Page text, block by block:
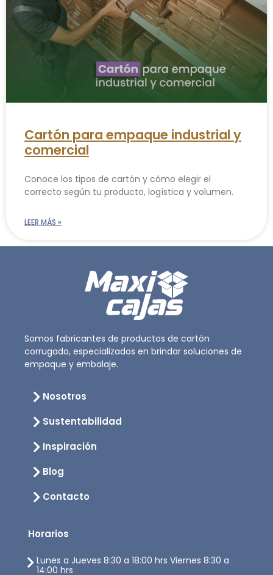
Cartón para empaque industrial y
comercial
Conoce los tipos de cartón y cómo elegir el
correcto según tu producto, logística y volumen.
LEER MÁS »
Somos fabricantes de productos de cartón
corrugado, especializados en brindar soluciones de
empaque y embalaje.
Nosotros
Sustentabilidad
Inspiración
Blog
Contacto
Horarios
Lunes a Jueves 8:30 a 18:00 hrs Viernes 8:30 a
14:00 hrs